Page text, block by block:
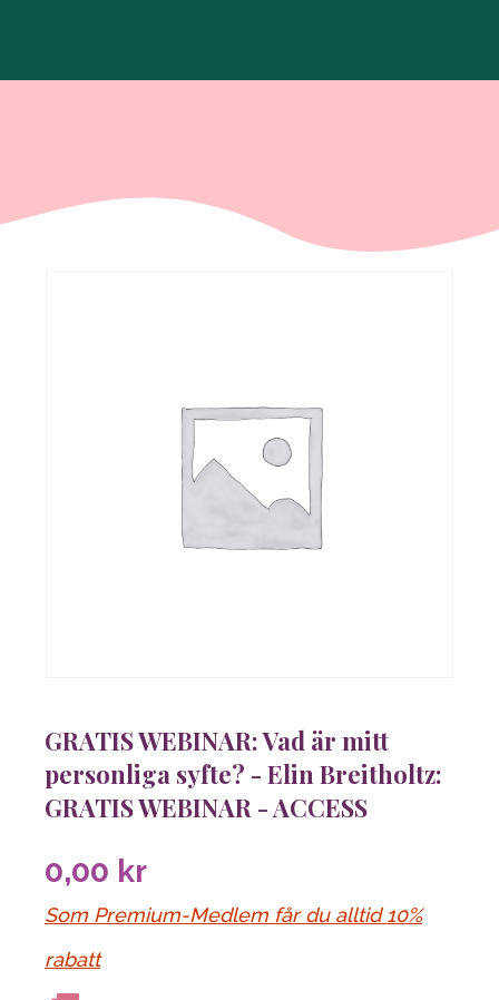
GRATIS WEBINAR: Vad är mitt
personliga syfte? - Elin Breitholtz:
GRATIS WEBINAR - ACCESS
0,00 kr
Som Premium-Medlem får du alltid 10%
rabatt